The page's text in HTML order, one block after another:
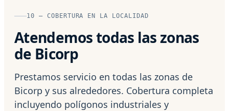
10 — COBERTURA EN LA LOCALIDAD
Atendemos todas las zonas
de Bicorp
Prestamos servicio en todas las zonas de
Bicorp y sus alrededores. Cobertura completa
incluyendo polígonos industriales y